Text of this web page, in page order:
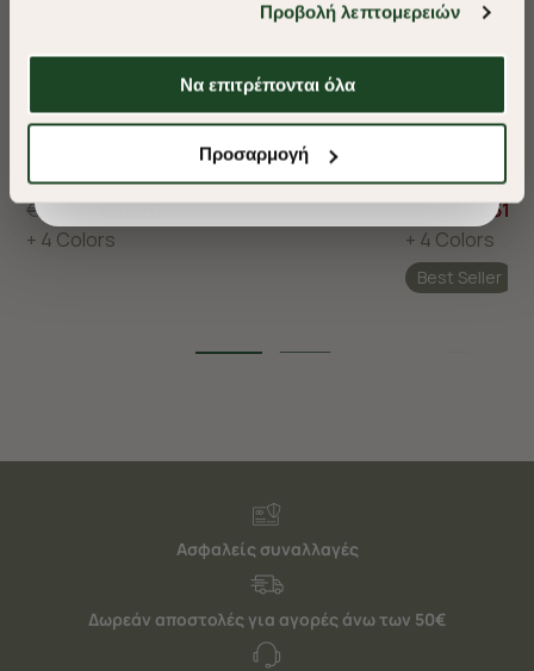
απαιτούμενα cookies» και θα περιοριστούμε
στα cookies και τις τεχνολογίες που είναι απολύτως
απαραίτητα για την ασφαλή απόδοση και
λειτουργικότητα της ιστοσελίδας μας. Ωστόσο, λάβετε
θα μπορούμε να συλλέξουμε πληροφορίες που θα
προσφέρουμε εξατομικευμένες υπηρεσίες και
διαφημίσεις. Για να προσαρμόσετε τις επιλογές σας ή
να ανακαλέσετε τη συγκατάθεσή σας επιλέξτε το
Προβολή λεπτομερειών
Να επιτρέπονται όλα
Προσαρμογή
ΠΑΝΤΕΛΟΝΙ CHINOS ΚΑΠΑΡΤΙΝΑ REGULAR FIT
€85,00 €51,00
+ 4 Colors
€85,00
+ 4 Colors
Best Seller
Ασφαλείς συναλλαγές
Δωρεάν αποστολές για αγορές άνω των 50€
Shop Now